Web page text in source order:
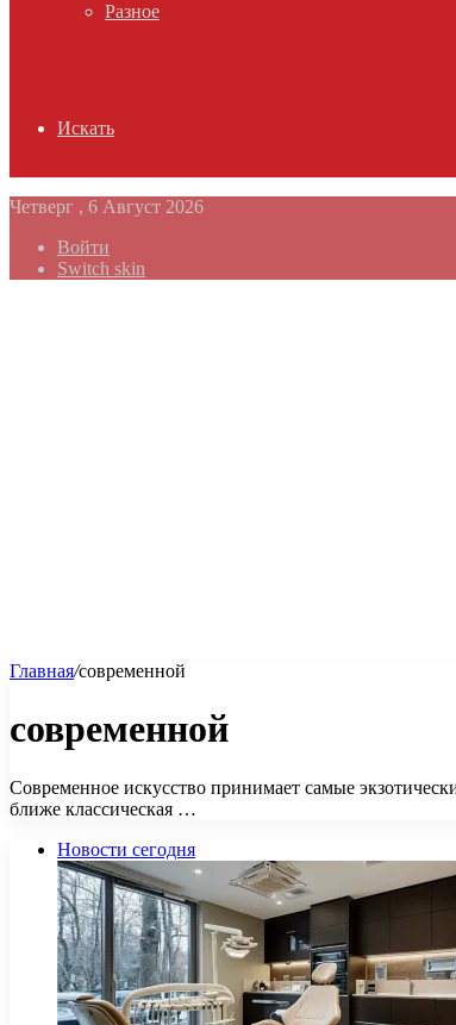
Разное
Искать
Четверг , 6 Август 2026
Войти
Switch skin
Главная/современной
современной
Современное искусство принимает самые
ближе классическая …
Новости сегодня